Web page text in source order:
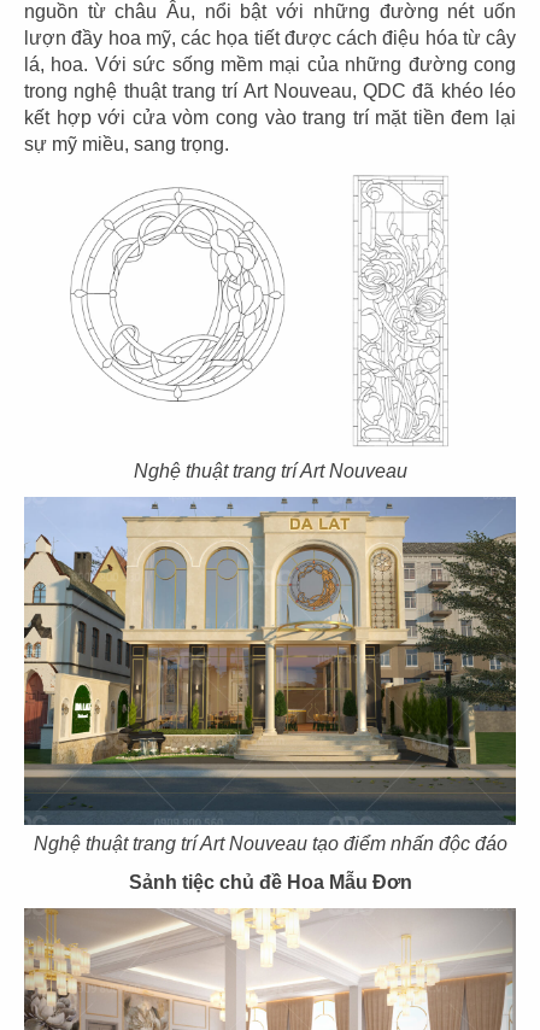
nguồn từ châu Âu, nổi bật với những đường nét uốn
lượn đầy hoa mỹ, các họa tiết được cách điệu hóa từ cây
lá, hoa. Với sức sống mềm mại của những đường cong
trong nghệ thuật trang trí Art Nouveau, QDC đã khéo léo
kết hợp với cửa vòm cong vào trang trí mặt tiền đem lại
sự mỹ miều, sang trọng.
Nghệ thuật trang trí Art Nouveau
Nghệ thuật trang trí Art Nouveau tạo điểm nhấn độc đáo
Sảnh tiệc chủ đề Hoa Mẫu Đơn
13
KOI THÉ
CN Nguyễn Gia Trí
14
KOI CAFÉ
CN Q.3
AMERICANO
COFFEE
CN Gò Vấp
DAO NIU GUO
CN Nguyễn Tri Phương
17
DRAGON HOTPOT
CN Cao Thắng
18
DRAGON HOTPOT
CN Vincom Q9
19
DRAGON HOTPOT
CN Landmark 81
20
DRAGON HOTPOT
CN Trần Quang Khải
21
SAN FU LOU
22
SAN FU LOU